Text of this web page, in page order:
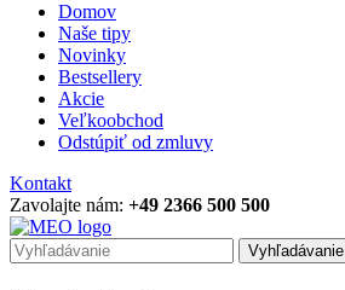
Domov
Naše tipy
Novinky
Bestsellery
Akcie
Veľkoobchod
Odstúpiť od zmluvy
Kontakt
Zavolajte nám: +49 2366 500 500
Vyhľadávanie